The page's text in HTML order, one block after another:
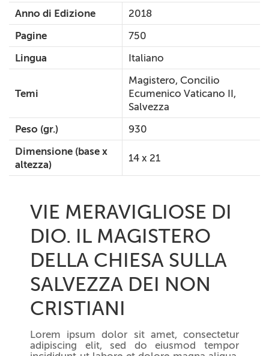
Anno di Edizione
2018
Pagine
750
Lingua
Italiano
Temi
Magistero, Concilio
Ecumenico Vaticano II,
Salvezza
Peso (gr.)
930
Dimensione (base x
altezza)
14 x 21
VIE MERAVIGLIOSE DI
DIO. IL MAGISTERO
DELLA CHIESA SULLA
SALVEZZA DEI NON
CRISTIANI
Lorem ipsum dolor sit amet, consectetur
adipiscing elit, sed do eiusmod tempor